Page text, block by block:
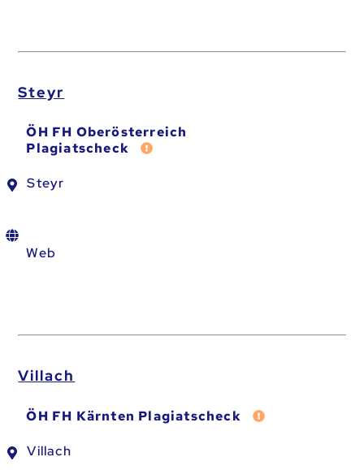
Steyr
ÖH FH Oberösterreich
Plagiatscheck
Fehler melden
Steyr
Web
Villach
ÖH FH Kärnten Plagiatscheck Fehler melden
Villach